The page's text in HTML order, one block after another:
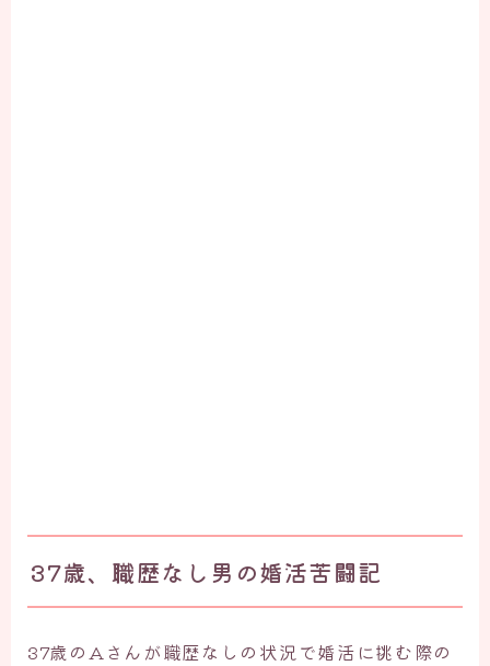
37歳、職歴なし男の婚活苦闘記
37歳のAさんが職歴なしの状況で婚活に挑む際の